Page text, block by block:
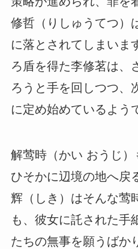
修哲（りしゅうてつ）
に落とされてしまいま
ろ盾を得た李修茗は、
ろうと手を回しつつ、
に定め始めているよう
解莺時（かい おうじ）
ひそかに辺境の地へ戻
辉（しき）はそんな莺
も、彼女に託された手
たちの無事を願うばか